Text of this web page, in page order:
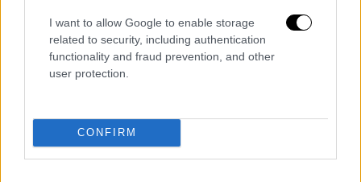
I want to allow Google to enable storage
related to security, including authentication
functionality and fraud prevention, and other
user protection.
CONFIRM